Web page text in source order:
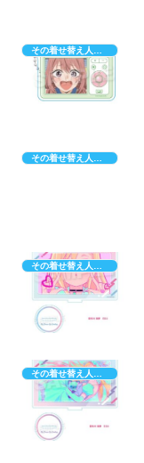
その着せ替え人形は恋をする
その着せ替え人形は恋をする